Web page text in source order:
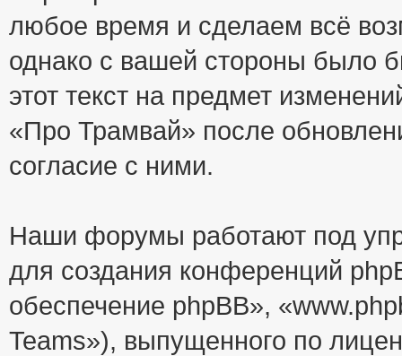
любое время и сделаем всё
однако с вашей стороны было
этот текст на предмет
«Про Трамвай» после
согласие с ними.
Наши форумы работают под
для создания конференций
обеспечение phpBB»,
Teams»), выпущенного по